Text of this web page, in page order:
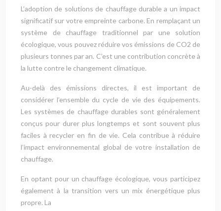
L’adoption de solutions de chauffage durable a un impact
significatif sur votre empreinte carbone. En remplaçant un
système de chauffage traditionnel par une solution
écologique, vous pouvez réduire vos émissions de CO2 de
plusieurs tonnes par an. C’est une contribution concrète à
la lutte contre le changement climatique.
Au-delà des émissions directes, il est important de
considérer l’ensemble du cycle de vie des équipements.
Les systèmes de chauffage durables sont généralement
conçus pour durer plus longtemps et sont souvent plus
faciles à recycler en fin de vie. Cela contribue à réduire
l’impact environnemental global de votre installation de
chauffage.
En optant pour un chauffage écologique, vous participez
également à la transition vers un mix énergétique plus
propre. La